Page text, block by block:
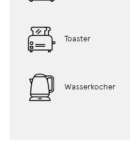
Toaster
Wasserkocher